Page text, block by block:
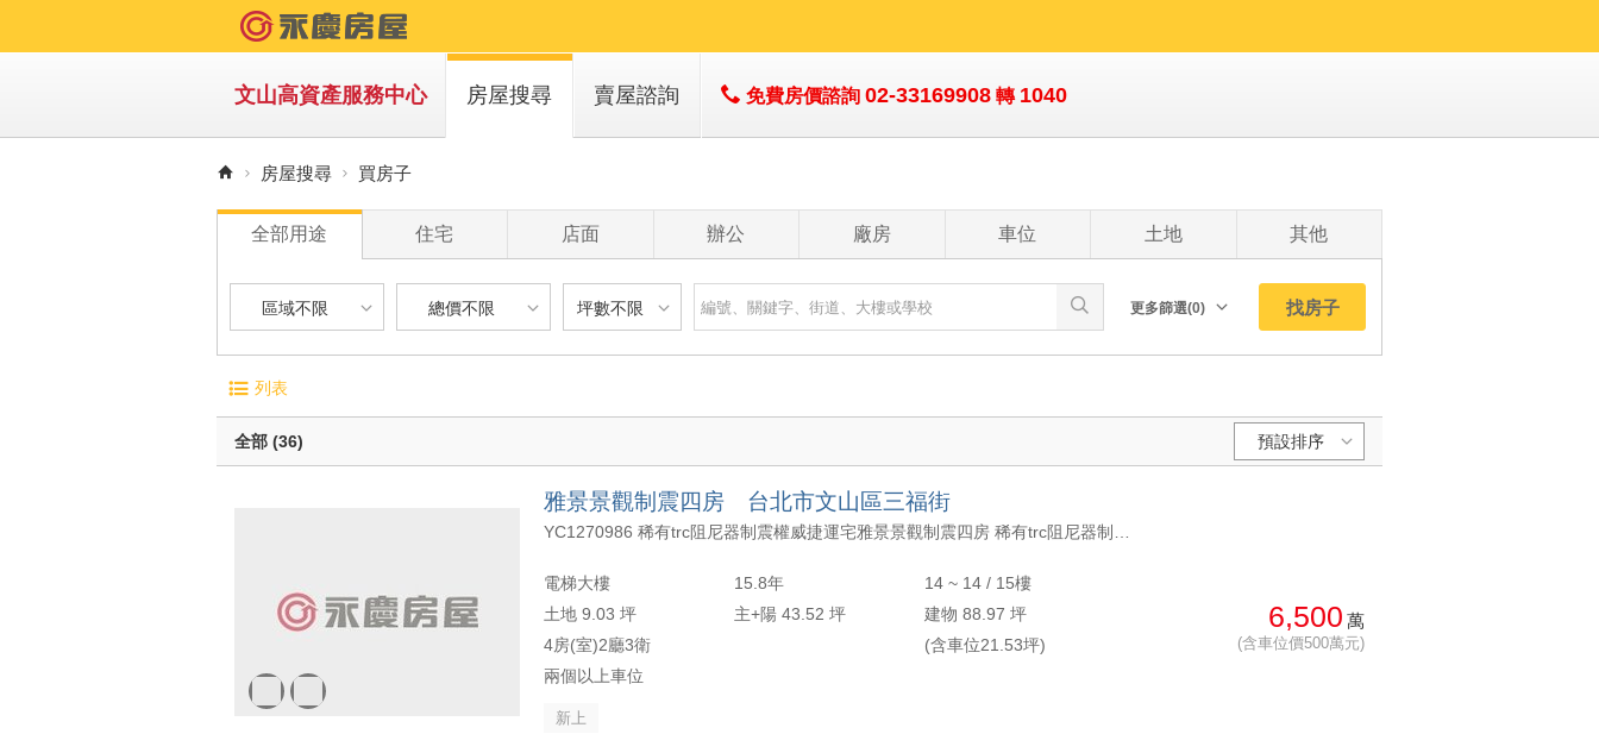
文山高資產服務中心 房屋搜尋 賣屋諮詢 免費房價諮詢 02-33169908 轉 1040
房屋搜尋 買房子
全部用途 住宅 店面 辦公 廠房 車位 土地 其他
區域不限
台北市-文山區
台北市-萬華區
新北市-新莊區
宜蘭縣-五結鄉
總價不限
900 萬以下
900 萬 - 1200 萬
1200 萬 - 1500 萬
2500 萬 - 4000 萬
坪數不限
坪數不限
20 坪以下
20 坪 - 30 坪
40 坪 - 50 坪
更多篩選(0) 找房子
電梯大廈
無電梯公寓
透天別墅
有無障礙空間
5 年 - 10 年
10 年 - 20 年
20 年 - 30 年
年
2 - 6 樓
7 - 12 樓
13 樓以上
- 樓
3 房
4 房
5 房以上
-
東
列表
全部 (36) 預設排序
降幅: 高 → 低
雅景景觀制震四房 台北市文山區三福街
電梯大樓 15.8年
14 ~ 14 / 15樓
土地 9.03 坪
主+陽 43.52 坪
建物 88.97 坪
4房(室)2廳3衛
(含車位21.53坪)
兩個以上車位
新上
6,500 萬
(含車位價500萬元)